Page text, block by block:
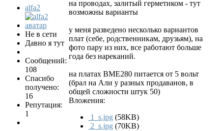
alfa2
Не в сети
Давно я тут
Сообщений:
108
Спасибо
получено:
16
Репутация:
1
на проводах, залитый герметиком - тут
возможны варианты
у меня разведено несколько вариантов
плат (себе, родственникам, друзьям), на
фото пару из них, все работают больше
года без нареканий.
на платах BME280 питается от 5 вольт
(брал на Али у разных продаванов, в
общей сложности штук 50)
Вложения:
1_s.jpg (58KB)
2_s.jpg (70KB)